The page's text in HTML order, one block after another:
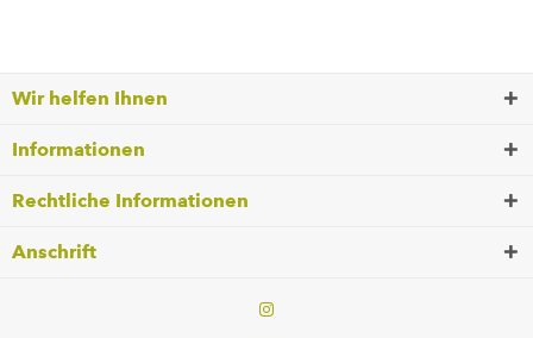
Wir helfen Ihnen
Informationen
Rechtliche Informationen
Anschrift